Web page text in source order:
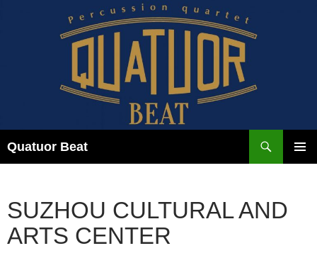
Quatuor Beat
SUZHOU CULTURAL AND
ARTS CENTER